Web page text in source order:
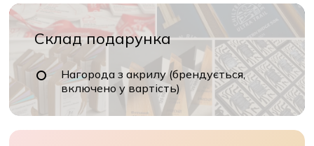
Склад подарунка
Нагорода з акрилу (брендується,
включено у вартість)